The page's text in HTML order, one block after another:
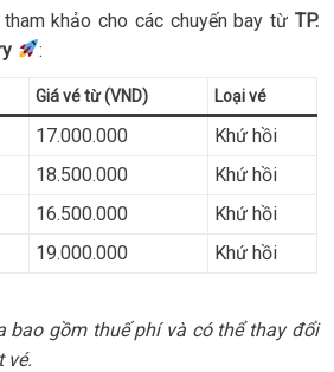
khảo cho các chuyến bay từ TP.
:
Giá vé từ (VND) Loại vé
17.000.000
Khứ hồi
18.500.000
Khứ hồi
16.500.000
Khứ hồi
19.000.000 Khứ hồi
bao gồm thuế phí và có thể thay đổi
vé.